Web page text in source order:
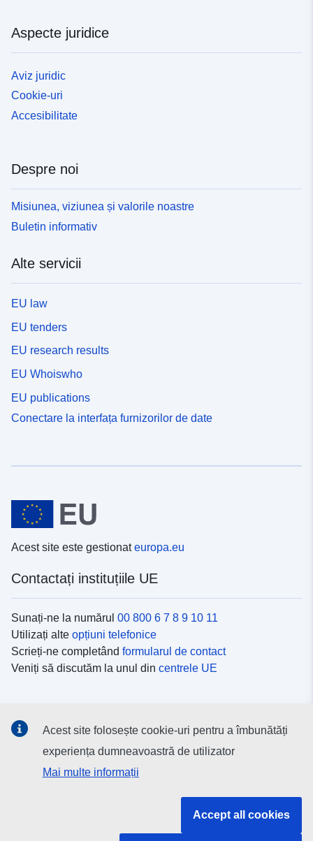
Aspecte juridice
Aviz juridic
Cookie-uri
Accesibilitate
Despre noi
Misiunea, viziunea și valorile noastre
Buletin informativ
Alte servicii
EU law
EU tenders
EU research results
EU Whoiswho
EU publications
Conectare la interfața furnizorilor de date
Acest site este gestionateuropa.eu
Contactați instituțiile UE
Sunați-ne la numărul 00 800 6 7 8 9 10 11
Utilizați alte opțiuni telefonice
Scrieți-ne completând formularul de contact
Veniți să discutăm la unul din centrele UE
Descoperiți canalele UEpe rețelele sociale
Instituțiile și organismele UE
Acest site folosește cookie-uri pentru a îmbunătăți
experiența dumneavoastră de utilizator
Mai multe informații
Accept all cookies